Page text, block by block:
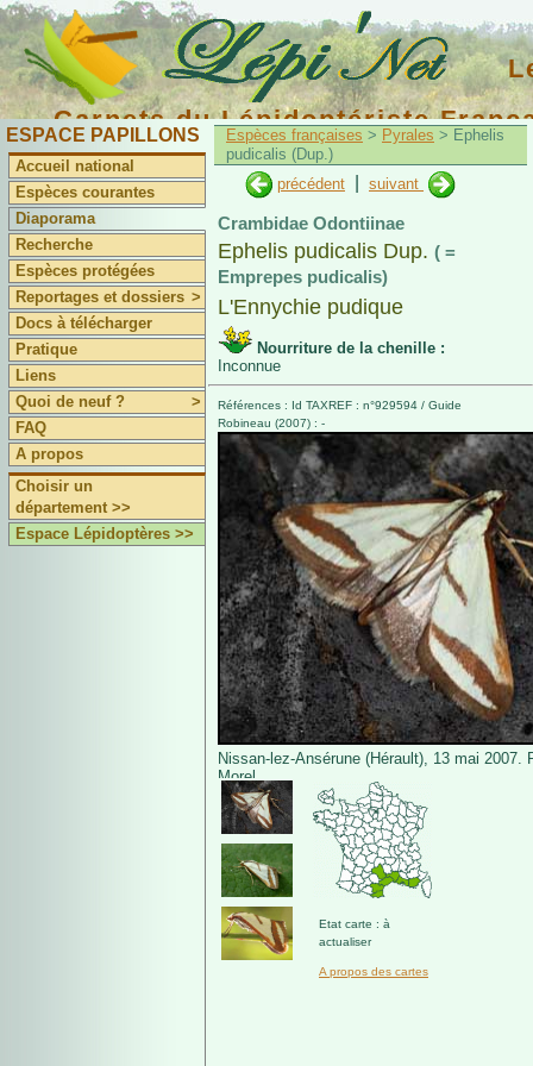
Carnets du Lépidoptériste
ESPACE PAPILLONS
Accueil national
Espèces courantes
Diaporama
Recherche
Espèces protégées
Reportages et dossiers >
Docs à télécharger
Pratique
Liens
Quoi de neuf ?
>
FAQ
A propos
Choisir un
département >>
Espace Lépidoptères >>
Espèces françaises > Pyrales > Ephelis
pudicalis (Dup.)
précédent
suivant
Crambidae Odontiinae
Ephelis pudicalis Dup. ( =
Emprepes pudicalis)
L'Ennychie pudique
Nourriture de la chenille :
Inconnue
Références : Id TAXREF : n°929594 / Guide
Robineau (2007) : -
Nissan-lez-Ansérune (Hérault), 13 mai 2007.
Morel.
Etat carte : à
actualiser
A propos des cartes